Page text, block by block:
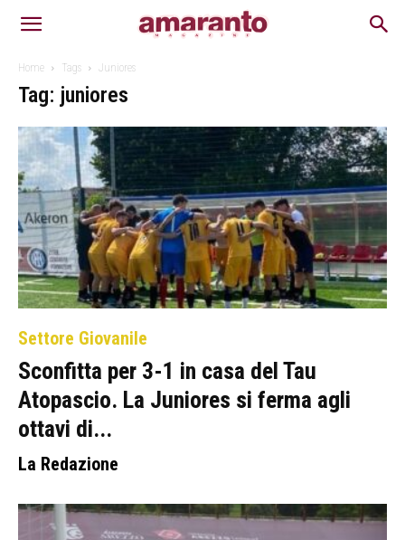
Home Tags Juniores
Tag: juniores
Settore Giovanile
Sconfitta per 3-1 in casa del Tau
Atopascio. La Juniores si ferma agli
ottavi di...
La Redazione